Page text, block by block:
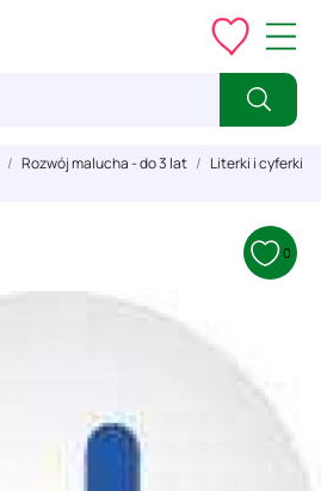
Rozwój malucha - do 3 lat
Literki i cyferki
0